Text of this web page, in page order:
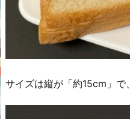
サイズは縦が「約15cm」で、